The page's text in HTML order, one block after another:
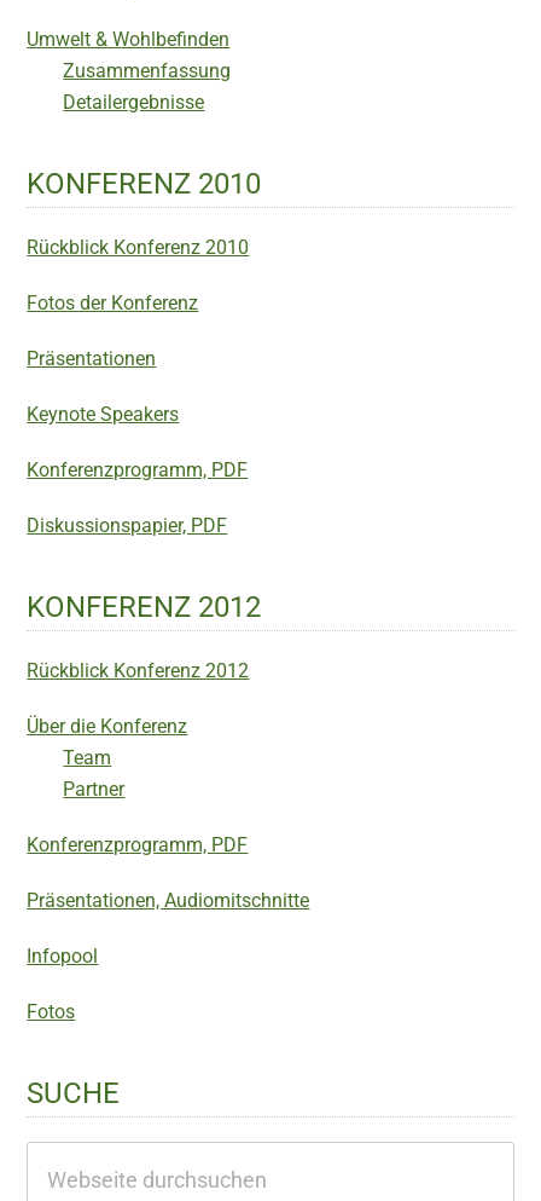
Umwelt & Wohlbefinden
Zusammenfassung
Detailergebnisse
KONFERENZ 2010
Rückblick Konferenz 2010
Fotos der Konferenz
Präsentationen
Keynote Speakers
Konferenzprogramm, PDF
Diskussionspapier, PDF
KONFERENZ 2012
Rückblick Konferenz 2012
Über die Konferenz
Team
Partner
Konferenzprogramm, PDF
Präsentationen, Audiomitschnitte
Infopool
Fotos
SUCHE
durchsuchen